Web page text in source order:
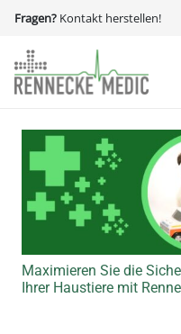
Fragen? Kontakt herstellen!
Maximieren Sie die
Ihrer Haustiere mit